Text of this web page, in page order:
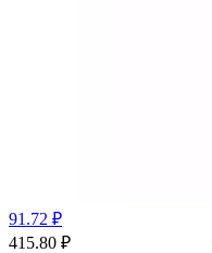
91.72 ₽
415.80 ₽